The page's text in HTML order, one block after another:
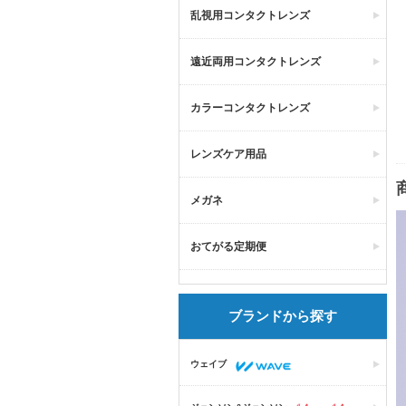
乱視用コンタクトレンズ
遠近両用コンタクトレンズ
カラーコンタクトレンズ
レンズケア用品
メガネ
おてがる定期便
ブランドから探す
ウェイブ